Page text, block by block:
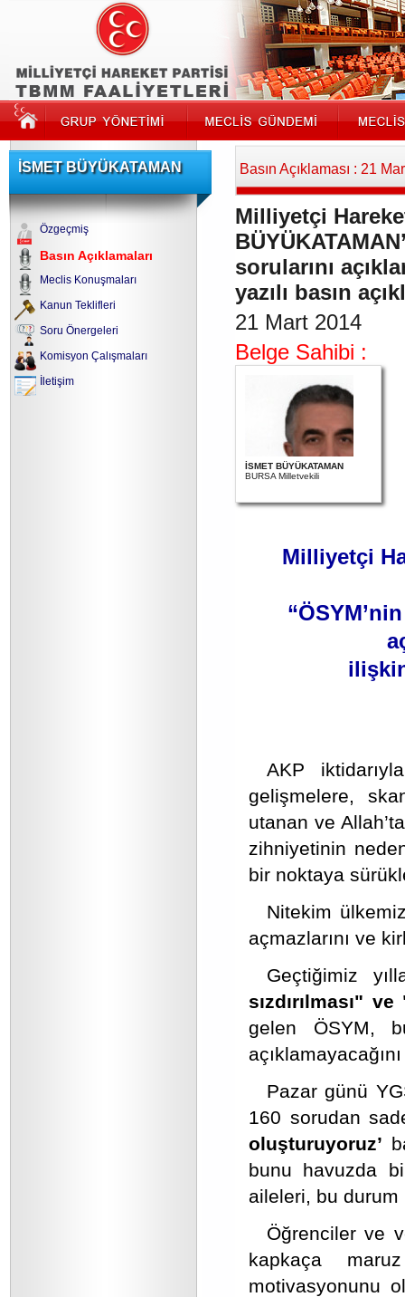
İSMET BÜYÜKATAMAN
Özgeçmiş
Basın Açıklamaları
Meclis Konuşmaları
Kanun Teklifleri
Soru Önergeleri
Komisyon Çalışmaları
İletişim
Basın Açıklaması : 21
Milliyetçi
sorularını
yazılı basın
21 Mart 2014
Belge Sahibi :
İSMET BÜYÜKATAMAN
BURSA Milletvekili
Milliyetçi
AKP
gelişmelere,
utanan ve
zihniyetinin
bir noktaya
Nitekim
açmazlarını ve
Geçtiğimiz
sızdırılması"
gelen ÖSYM,
Pazar günü
160 sorudan
oluşturuyoruz’
bunu havuzda
aileleri, bu durum
Öğrenciler ve
kapkaça
motivasyonunu